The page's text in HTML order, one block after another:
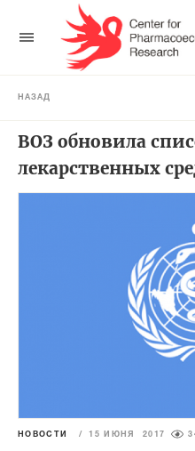
НАЗАД
ВОЗ обновила
лекарственных
НОВОСТИ / 15 ИЮНЯ 2017